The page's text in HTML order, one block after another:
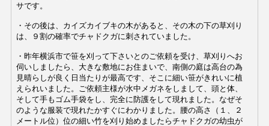
サです。
・その後は、カイズカイブキの木があると、その木の下の草刈り
は、９割の確率でチャドクガに刺されていました。
・昨年横浜市で笹を刈って下さいとのご依頼を受け、草刈りへお
伺いしましたら、大きな敷地にお住まいで、南側の庭は高台の為
見晴らしが良く日当たりが最高です、そこに細い笹がきれいに植
えられいました。ご依頼主様が水中メガネをしまして、頭と体、
そして手もゴム手袋をし、完全に防護をして現れました。なぜそ
のような服装で現れたかすぐにわかりました。腰の高さ（１、２
メートル位）位の細い竹を刈り始めましたらチャドクガの幼虫が